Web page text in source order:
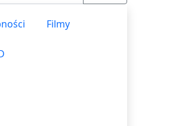
Filmy